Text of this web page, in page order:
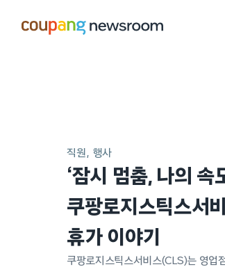
직원 행사
‘잠시 멈춤, 나의 속
쿠팡로지스틱스서
휴가 이야기
쿠팡로지스틱스서비스(CLS)는 영업